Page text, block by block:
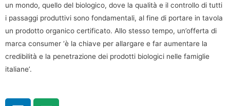
un mondo, quello del biologico, dove la qualità e il controllo di tutti
i passaggi produttivi sono fondamentali, al fine di portare in tavola
un prodotto organico certificato. Allo stesso tempo, un’offerta di
marca consumer ‘è la chiave per allargare e far aumentare la
credibilità e la penetrazione dei prodotti biologici nelle famiglie
italiane’.